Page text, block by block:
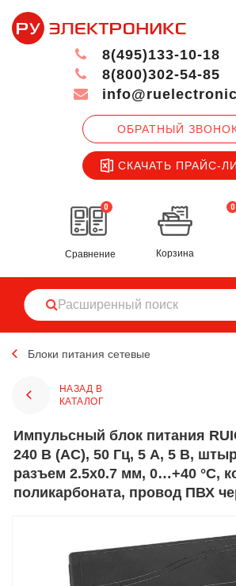
ОБРАТНЫЙ
СКАЧАТЬ ПРАЙС-
8(495)133-10-18
8(800)302-54-85
0
Сравнение
0
Корзина
Блоки питания сетевые
НАЗАД В
КАТАЛОГ
Импульсный блок питания RUICHI А002, 100-
240 В (AC), 50 Гц, 5 А, 5 В,
разъем 2.5х0.7 мм, 0…+40 °С,
поликарбоната, провод ПВХ